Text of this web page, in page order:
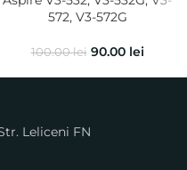
572, V3-572G
100.00lei 90.00 lei
Leliceni FN